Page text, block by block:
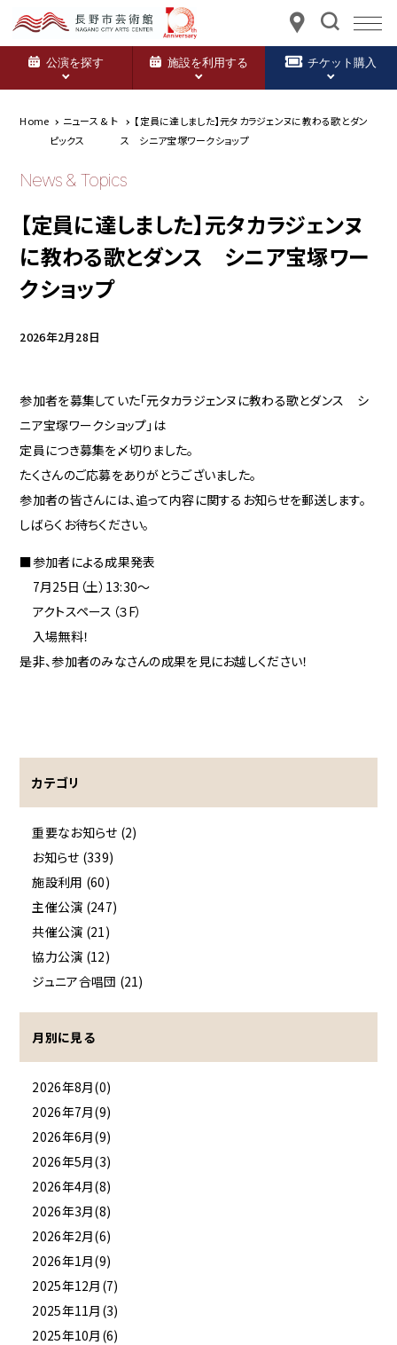
公演を探す 施設を利用する チケット購入
Home
ニュース & ト
ピックス
【定員に達しました】元タカラジェンヌに教わる歌とダン
ス シニア宝塚ワークショップ
News & Topics
【定員に達しました】元タカラジェンヌ
に教わる歌とダンス シニア宝塚ワー
クショップ
2026年2月28日
参加者を募集していた「元タカラジェンヌに教わる歌とダンス シ
ニア宝塚ワークショップ」は
定員につき募集を〆切りました。
たくさんのご応募をありがとうございました。
参加者の皆さんには、追って内容に関するお知らせを郵送します。
しばらくお待ちください。
■参加者による成果発表
7月25日（土）13:30～
アクトスペース（３F）
入場無料！
是非、参加者のみなさんの成果を見にお越しください！
カテゴリ
重要なお知らせ (2)
お知らせ (339)
施設利用 (60)
主催公演 (247)
共催公演 (21)
協力公演 (12)
ジュニア合唱団 (21)
月別に見る
2026年8月(0)
2026年7月(9)
2026年6月(9)
2026年5月(3)
2026年4月(8)
2026年3月(8)
2026年2月(6)
2026年1月(9)
2025年12月(7)
2025年11月(3)
2025年10月(6)